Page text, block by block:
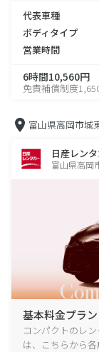
代表車種
ボディタイプ
営業時間
6時間10,560円
免責補償制度
富山県高岡市城
日産レン
富山県高岡
基本料金プラン
コンパクトのレ
は、こちらから各